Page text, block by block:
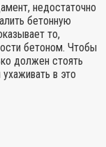
недостаточно
бетонную
то,
бетоном. Чтобы
должен стоять
в это